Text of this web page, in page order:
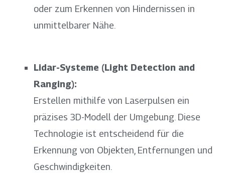
oder zum Erkennen von Hindernissen in
unmittelbarer Nähe.
Lidar-Systeme (Light Detection and
Ranging):
Erstellen mithilfe von Laserpulsen ein
präzises 3D-Modell der Umgebung. Diese
Technologie ist entscheidend für die
Erkennung von Objekten, Entfernungen und
Geschwindigkeiten.